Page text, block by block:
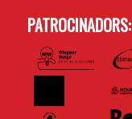
PATROCINADORS: